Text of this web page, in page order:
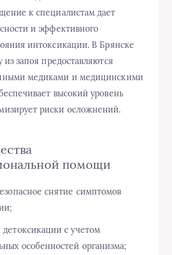
к специалистам дает
и эффективного
интоксикации. В Брянске
из запоя предоставляются
медиками и медицинскими
высокий уровень
риски осложнений.
помощи
снятие симптомов
с учетом
особенностей организма;